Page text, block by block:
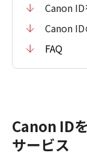
Canon
Canon
FAQ
Canon ID
サービス